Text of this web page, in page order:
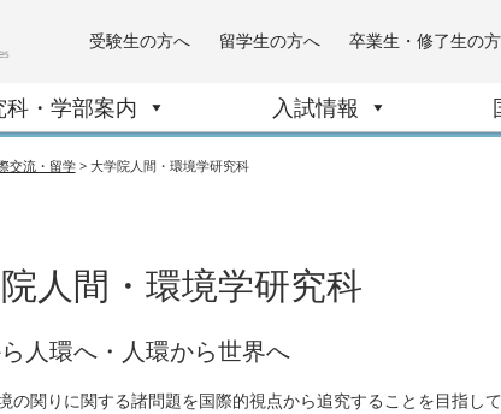
受験生の方へ 留学生の方へ 卒業生・修了生の
科・学部案内 入試情報
交流・留学> 大学院人間・環境学研究科
人間・環境学研究科
人環へ・人環から世界へ
の関りに関する諸問題を国際的視点から追究することを目指し